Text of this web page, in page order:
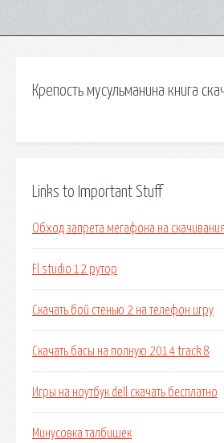
Крепость мусульманина книга
Links to Important Stuff
Обход запрета мегафона на
Fl studio 12 рутор
Скачать бой стенью 2 на телефон игру
Скачать басы на полную 2014 track 8
Игры на ноутбук dell скачать бесплатно
Минусовка талбишек